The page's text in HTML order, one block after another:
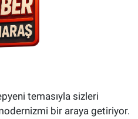
temasıyla sizleri
bir araya getiriyor.